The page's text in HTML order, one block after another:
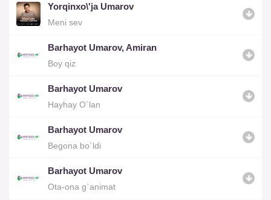
Yorqinxo\'ja Umarov
Meni sev
Barhayot Umarov, Amiran
Boy qiz
Barhayot Umarov
Hayhay O`lan
Barhayot Umarov
Begona bo`ldi
Barhayot Umarov
Ota-ona g`animat